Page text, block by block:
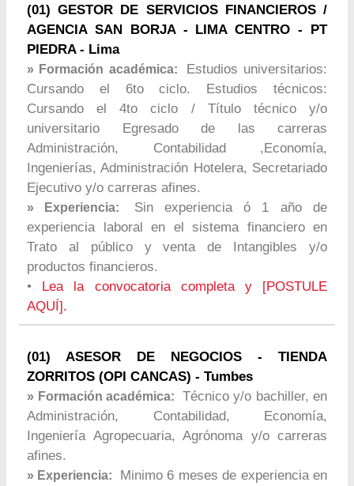
(01) GESTOR DE SERVICIOS FINANCIEROS /
AGENCIA SAN BORJA - LIMA CENTRO - PT
PIEDRA - Lima
» Formación académica:
Estudios universitarios:
Cursando el 6to ciclo. Estudios técnicos:
Cursando el 4to ciclo / Título técnico y/o
universitario Egresado de las carreras
Administración, Contabilidad ,Economía,
Ingenierías, Administración Hotelera, Secretariado
Ejecutivo y/o carreras afines.
» Experiencia:
Sin experiencia ó 1 año de
experiencia laboral en el sistema financiero en
Trato al público y venta de Intangibles y/o
productos financieros.
•
Lea la convocatoria completa y [POSTULE
AQUÍ].
(01) ASESOR DE NEGOCIOS - TIENDA
ZORRITOS (OPI CANCAS) - Tumbes
» Formación académica:
Técnico y/o bachiller, en
Administración, Contabilidad, Economía,
Ingeniería Agropecuaria, Agrónoma y/o carreras
afines.
» Experiencia:
Minimo 6 meses de experiencia en